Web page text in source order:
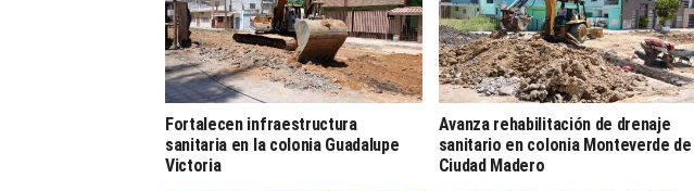
Fortalecen infraestructura
sanitaria en la colonia Guadalupe
Victoria
Avanza rehabilitación de drenaje
sanitario en colonia Monteverde de
Ciudad Madero